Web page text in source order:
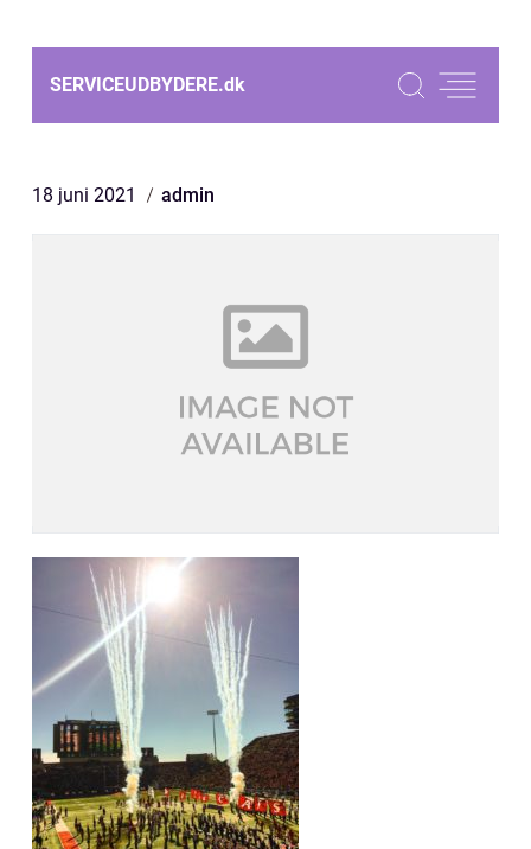
SERVICEUDBYDERE.dk
18 juni 2021 admin